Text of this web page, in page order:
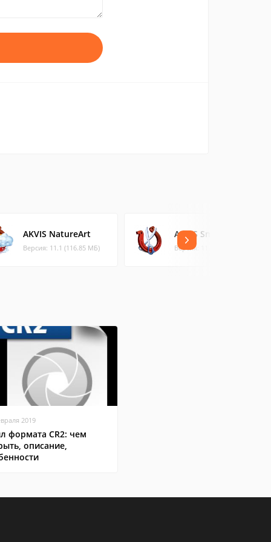
AKVIS NatureArt
Версия: 11.1 (116.85 МБ)
AKVIS SmartMask
Версия: 11.0 (90.05 МБ)
2019
формата CR2: чем
описание,